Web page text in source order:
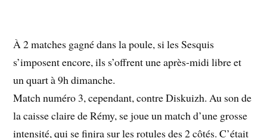
À 2 matches gagné dans la poule, si les Sesquis
s’imposent encore, ils s’offrent une après-midi libre et
un quart à 9h dimanche.
Match numéro 3, cependant, contre Diskuizh. Au son de
la caisse claire de Rémy, se joue un match d’une grosse
intensité, qui se finira sur les rotules des 2 côtés. C’était